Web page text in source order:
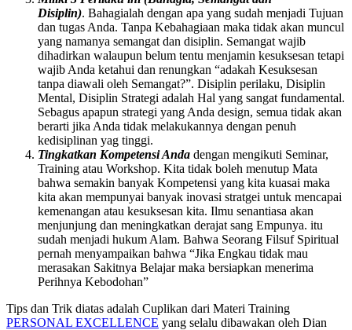
Disiplin). Bahagialah dengan apa yang sudah menjadi Tujuan
dan tugas Anda. Tanpa Kebahagiaan maka tidak akan muncul
yang namanya semangat dan disiplin. Semangat wajib
dihadirkan walaupun belum tentu menjamin kesuksesan tetapi
wajib Anda ketahui dan renungkan “adakah Kesuksesan
tanpa diawali oleh Semangat?”. Disiplin perilaku, Disiplin
Mental, Disiplin Strategi adalah Hal yang sangat fundamental.
Sebagus apapun strategi yang Anda design, semua tidak akan
berarti jika Anda tidak melakukannya dengan penuh
kedisiplinan yag tinggi.
Tingkatkan Kompetensi Anda dengan mengikuti Seminar,
Training atau Workshop. Kita tidak boleh menutup Mata
bahwa semakin banyak Kompetensi yang kita kuasai maka
kita akan mempunyai banyak inovasi stratgei untuk mencapai
kemenangan atau kesuksesan kita. Ilmu senantiasa akan
menjunjung dan meningkatkan derajat sang Empunya. itu
sudah menjadi hukum Alam. Bahwa Seorang Filsuf Spiritual
pernah menyampaikan bahwa “Jika Engkau tidak mau
merasakan Sakitnya Belajar maka bersiapkan menerima
Perihnya Kebodohan”
Tips dan Trik diatas adalah Cuplikan dari Materi Training
PERSONAL EXCELLENCE yang selalu dibawakan oleh Dian